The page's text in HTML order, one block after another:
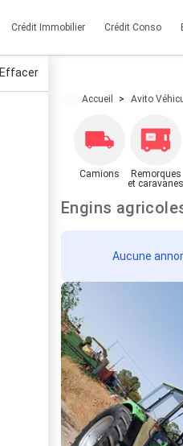
Crédit Immobilier Crédit Conso
Effacer
Accueil Avito
Camions
Remorques
et caravanes
Aucune